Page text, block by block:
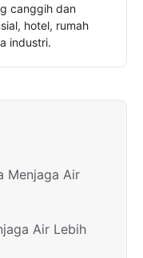
canggih dan
hotel, rumah
industri.
Menjaga Air
Air Lebih